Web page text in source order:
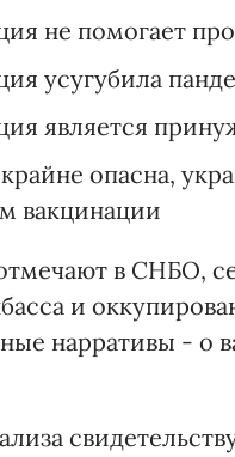
не помогает
усугубила
является
опасна,
вакцинации
в СНБО,
и
нарративы - о